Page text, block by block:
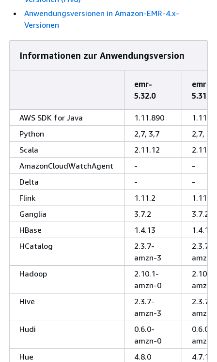
Anwendungsversionen in Amazon-EMR-4.x-
Versionen
Informationen zur Anwendungsversion
emr-
5.32.0
emr-
5.31.1
AWS SDK for Java 1.11.890
Python
2,7, 3,7
2,7, 3,7
Scala
2.11.12
2.11.12
AmazonCloudWatchAgent
-
-
Delta
-
-
Flink
1.11.2
1.11.0
Ganglia
3.7.2
3.7.2
HBase
1.4.13
1.4.13
HCatalog
2.3.7-
amzn-3
2.3.7-
amzn-
Hadoop
2.10.1-
amzn-0
2.10.0-
amzn-
Hive
2.3.7-
amzn-3
2.3.7-
amzn-
Hudi
0.6.0-
amzn-0
0.6.0-
amzn-
Hue
4.8.0
4.7.1